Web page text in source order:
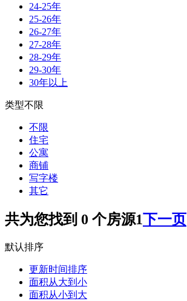
24-25年
25-26年
26-27年
27-28年
28-29年
29-30年
30年以上
类型不限
不限
住宅
公寓
商铺
写字楼
其它
共为您找到 0 个房源1下一页
默认排序
更新时间排序
面积从大到小
面积从小到大